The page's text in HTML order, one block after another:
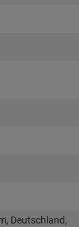
Deutschland,